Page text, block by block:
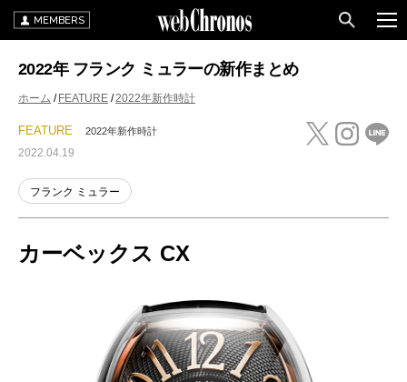
MEMBERS
2022年 フランク ミュラーの新作まとめ
ホーム FEATURE 2022年新作時計
FEATURE 2022年新作時計
2022.04.19
フランク ミュラー
カーベックス CX